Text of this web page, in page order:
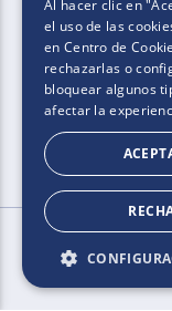
2025.​​
Al hacer clic en
el uso de las
en Centro de
rechazarlas o
bloquear algunos
afectar la